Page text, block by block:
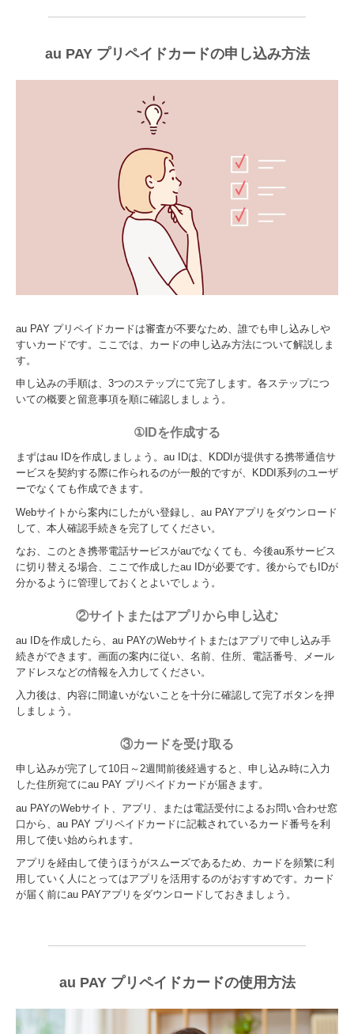
au PAY プリペイドカードの申し込み方法
au PAY プリペイドカードは審査が不要なため、誰でも申し込みしや
すいカードです。ここでは、カードの申し込み方法について解説しま
す。
申し込みの手順は、3つのステップにて完了します。各ステップにつ
いての概要と留意事項を順に確認しましょう。
①IDを作成する
まずはau IDを作成しましょう。au IDは、KDDIが提供する携帯通信サ
ービスを契約する際に作られるのが一般的ですが、KDDI系列のユーザ
ーでなくても作成できます。
Webサイトから案内にしたがい登録し、au PAYアプリをダウンロード
して、本人確認手続きを完了してください。
なお、このとき携帯電話サービスがauでなくても、今後au系サービス
に切り替える場合、ここで作成したau IDが必要です。後からでもIDが
分かるように管理しておくとよいでしょう。
②サイトまたはアプリから申し込む
au IDを作成したら、au PAYのWebサイトまたはアプリで申し込み手
続きができます。画面の案内に従い、名前、住所、電話番号、メール
アドレスなどの情報を入力してください。
入力後は、内容に間違いがないことを十分に確認して完了ボタンを押
しましょう。
③カードを受け取る
申し込みが完了して10日～2週間前後経過すると、申し込み時に入力
した住所宛てにau PAY プリペイドカードが届きます。
au PAYのWebサイト、アプリ、または電話受付によるお問い合わせ窓
口から、au PAY プリペイドカードに記載されているカード番号を利
用して使い始められます。
アプリを経由して使うほうがスムーズであるため、カードを頻繁に利
用していく人にとってはアプリを活用するのがおすすめです。カード
が届く前にau PAYアプリをダウンロードしておきましょう。
au PAY プリペイドカードの使用方法